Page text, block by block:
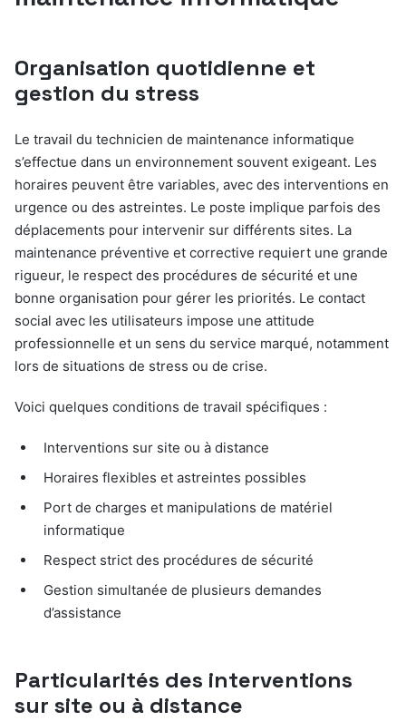
Organisation quotidienne et
gestion du stress
Le travail du technicien de maintenance informatique
s’effectue dans un environnement souvent exigeant. Les
horaires peuvent être variables, avec des interventions en
urgence ou des astreintes. Le poste implique parfois des
déplacements pour intervenir sur différents sites. La
maintenance préventive et corrective requiert une grande
rigueur, le respect des procédures de sécurité et une
bonne organisation pour gérer les priorités. Le contact
social avec les utilisateurs impose une attitude
professionnelle et un sens du service marqué, notamment
lors de situations de stress ou de crise.
Voici quelques conditions de travail spécifiques :
Interventions sur site ou à distance
Horaires flexibles et astreintes possibles
Port de charges et manipulations de matériel
informatique
Respect strict des procédures de sécurité
Gestion simultanée de plusieurs demandes
d’assistance
Particularités des interventions
sur site ou à distance